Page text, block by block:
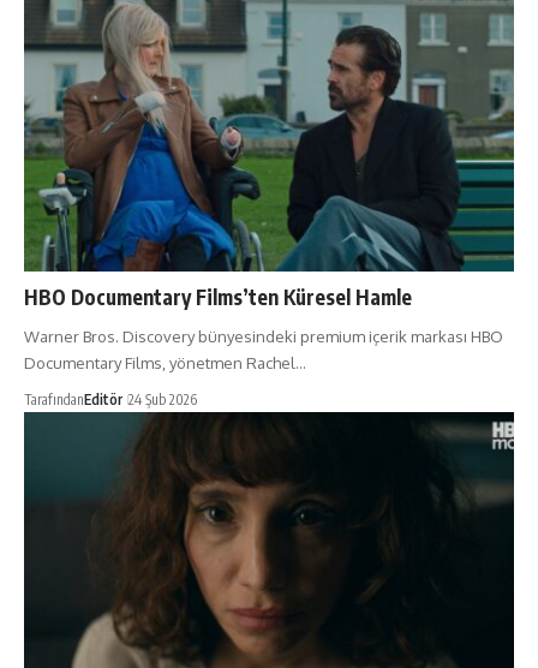
HBO Documentary Films’ten Küresel Hamle
Warner Bros. Discovery bünyesindeki premium içerik markası HBO
Documentary Films, yönetmen Rachel…
TarafındanEditör 24 Şub 2026